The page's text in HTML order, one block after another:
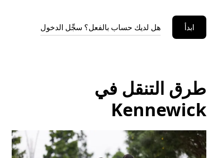
ابدأ هل لديك حساب بالفعل؟ سجِّل الدخول
طرق التنقل في
Kennewick